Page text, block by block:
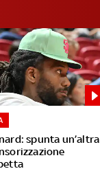
spunta un’altra